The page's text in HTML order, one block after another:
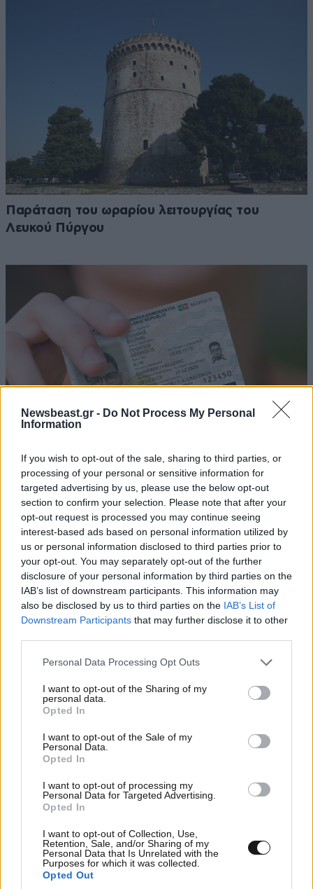
Newsbeast.gr - Do Not Process My Personal
Information
If you wish to opt-out of the sale, sharing to third parties, or
processing of your personal or sensitive information for
targeted advertising by us, please use the below opt-out
section to confirm your selection. Please note that after your
opt-out request is processed you may continue seeing
interest-based ads based on personal information utilized by
us or personal information disclosed to third parties prior to
your opt-out. You may separately opt-out of the further
disclosure of your personal information by third parties on the
IAB’s list of downstream participants. This information may
also be disclosed by us to third parties on the IAB’s List of
Downstream Participants that may further disclose it to other
Please note that this website/app uses one or more Google
not limited to your visit or usage behaviour. You may click to
grant or deny consent to Google and its third-party tags to
use your data for below specified purposes in below Google
consent section.
Personal Data Processing Opt Outs
I want to opt-out of the Sharing of my
personal data.
Opted In
I want to opt-out of the Sale of my
Personal Data.
Opted In
I want to opt-out of processing my
Personal Data for Targeted Advertising.
Opted In
I want to opt-out of Collection, Use,
Retention, Sale, and/or Sharing of my
Personal Data that Is Unrelated with the
Purposes for which it was collected.
Opted Out
Παράταση του ωραρίου λειτουργίας του
Λευκού Πύργου
Διευκρινίσεις για τις νέες ταυτότητες: «Η
άμεση αντικατάσταση της παλιάς είναι
αναγκαία για όσους δεν έχουν έγκυρο
διαβατήριο»
Σοβαρό τροχαίο στην Ανδρίτσαινα: Αυτοκίνητο
έπεσε σε γκρεμό 30 μέτρων – Επιχείρηση για
τον απεγκλωβισμό 32χρονης